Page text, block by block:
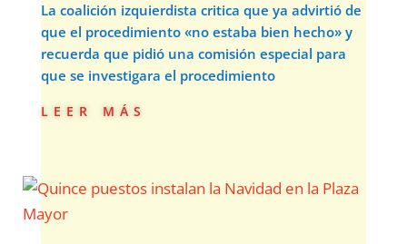
La coalición izquierdista critica que ya advirtió de
que el procedimiento «no estaba bien hecho» y
recuerda que pidió una comisión especial para
que se investigara el procedimiento
leer más